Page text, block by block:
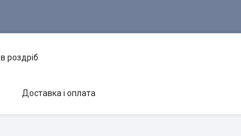
роздріб
Доставка і оплата